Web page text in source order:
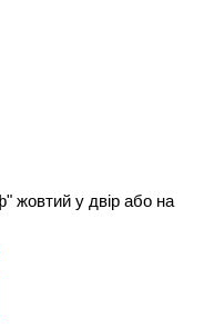
жовтий у двір або на